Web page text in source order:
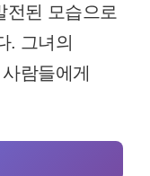
전된 모습으로
. 그녀의
람들에게